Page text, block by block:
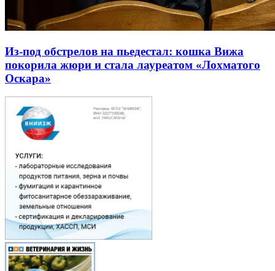
Из-под обстрелов на пьедестал: кошка Вижа
покорила жюри и стала лауреатом «Лохматого
Оскара»